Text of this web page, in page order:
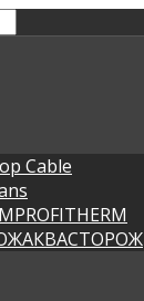
Cable
PROFITHERM
АКВАСТОРОЖ